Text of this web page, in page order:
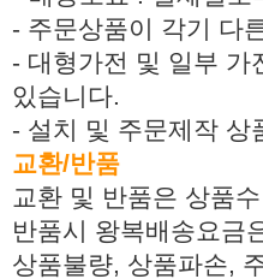
- 주문상품이 각기 다
- 대형가전 및 일부 가
있습니다.
- 설치 및 주문제작 상
교환/반품
교환 및 반품은 상품
반품시 왕복배송요금
상품불량, 상품파손,